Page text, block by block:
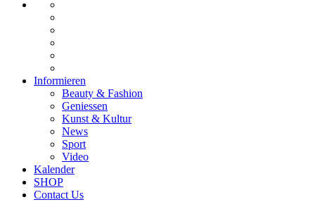
Informieren
Beauty & Fashion
Geniessen
Kunst & Kultur
News
Sport
Video
Kalender
SHOP
Contact Us